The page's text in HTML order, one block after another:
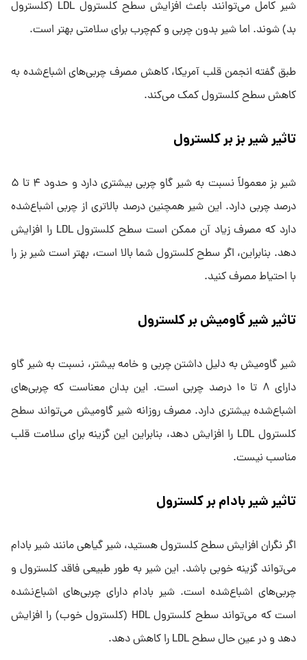
شیر کامل می‌توانند باعث افزایش سطح کلسترول LDL (کلسترول
بد) شوند. اما شیر بدون چربی و کم‌چرب برای سلامتی بهتر است.
طبق گفته انجمن قلب آمریکا، کاهش مصرف چربی‌های اشباع‌شده به
کاهش سطح کلسترول کمک می‌کند.
تاثیر شیر بز بر کلسترول
شیر بز معمولاً نسبت به شیر گاو چربی بیشتری دارد و حدود ۴ تا ۵
درصد چربی دارد. این شیر همچنین درصد بالاتری از چربی اشباع‌شده
دارد که مصرف زیاد آن ممکن است سطح کلسترول LDL را افزایش
دهد. بنابراین، اگر سطح کلسترول شما بالا است، بهتر است شیر بز را
با احتیاط مصرف کنید.
تاثیر شیر گاومیش بر کلسترول
شیر گاومیش به دلیل داشتن چربی و خامه بیشتر، نسبت به شیر گاو
دارای ۸ تا ۱۰ درصد چربی است. این بدان معناست که چربی‌های
اشباع‌شده بیشتری دارد. مصرف روزانه شیر گاومیش می‌تواند سطح
کلسترول LDL را افزایش دهد، بنابراین این گزینه برای سلامت قلب
مناسب نیست.
تاثیر شیر بادام بر کلسترول
اگر نگران افزایش سطح کلسترول هستید، شیر گیاهی مانند شیر بادام
می‌تواند گزینه خوبی باشد. این شیر به طور طبیعی فاقد کلسترول و
چربی‌های اشباع‌شده است. شیر بادام دارای چربی‌های اشباع‌نشده
است که می‌تواند سطح کلسترول HDL (کلسترول خوب) را افزایش
دهد و در عین حال سطح LDL را کاهش دهد.